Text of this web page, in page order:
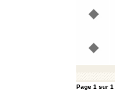
Page 1 sur 1